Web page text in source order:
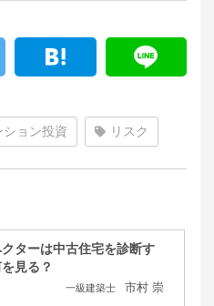
ション投資 リスク
ターは中古住宅を診断す
見る？
一級建築士 市村 崇